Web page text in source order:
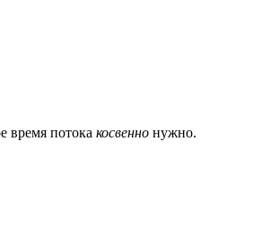
время потока косвенно нужно.